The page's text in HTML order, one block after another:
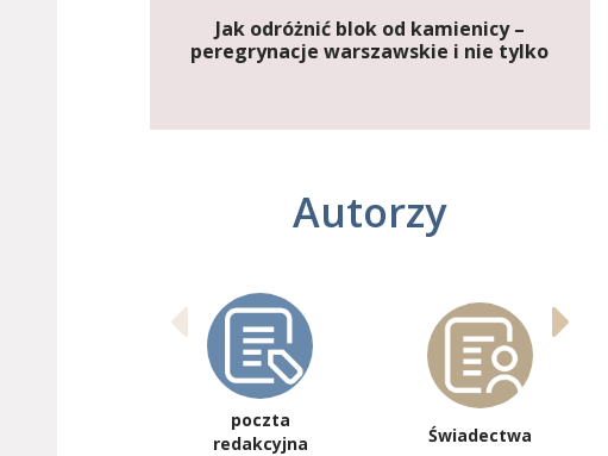
Jak odróżnić blok od kamienicy –
peregrynacje warszawskie i nie tylko
Autorzy
poczta
redakcyjna
Świadectwa